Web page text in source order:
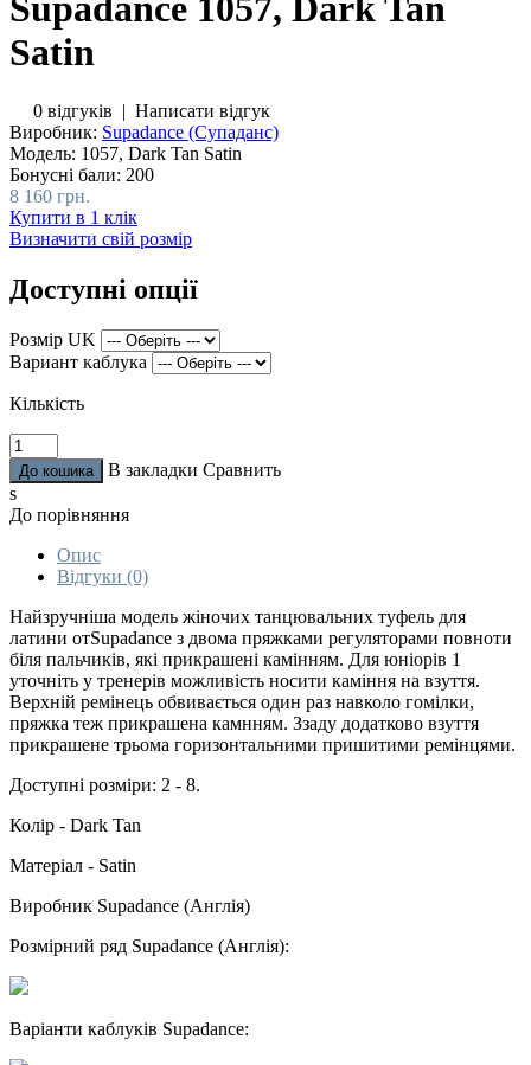
Supadance 1057, Dark Tan
Satin
0 відгуків | Написати відгук
Виробник: Supadance (Супаданс)
Модель: 1057, Dark Tan Satin
Бонусні бали: 200
8 160 грн.
Купити в 1 клік
Визначити свій розмір
Доступні опції
Розмір UK
Вариант каблука
Кількість
В закладки Сравнить
s
До порівняння
Опис
Відгуки (0)
Найзручніша модель жіночих танцювальних туфель для
латини отSupadance з двома пряжками регуляторами повноти
біля пальчиків, які прикрашені камінням. Для юніорів 1
уточніть у тренерів можливість носити каміння на взуття.
Верхній ремінець обвивається один раз навколо гомілки,
пряжка теж прикрашена камнням. Ззаду додатково взуття
прикрашене трьома горизонтальними пришитими ремінцями.
Доступні розміри: 2 - 8.
Колір - Dark Tan
Матеріал - Satin
Виробник Supadance (Англія)
Розмірний ряд Supadance (Англія):
Варіанти каблуків Supadance: